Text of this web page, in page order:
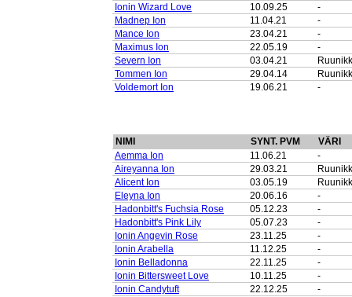
Ionin Wizard Love
10.09.25
-
Madnep Ion
11.04.21
-
Mance Ion
23.04.21
-
Maximus Ion
22.05.19
-
Severn Ion
03.04.21
Tommen Ion
29.04.14
Voldemort Ion
19.06.21 -
NIMI SYNT. PVM
VÄRI
Aemma Ion
11.06.21
-
Aireyanna Ion
29.03.21
Alicent Ion
03.05.19
Eleyna Ion
20.06.16
-
Hadonbitt's Fuchsia Rose
05.12.23
-
Hadonbitt's Pink Lily
05.07.23
-
Ionin Angevin Rose
23.11.25
-
Ionin Arabella
11.12.25
-
Ionin Belladonna
22.11.25
-
Ionin Bittersweet Love
10.11.25
-
Ionin Candytuft
22.12.25
-